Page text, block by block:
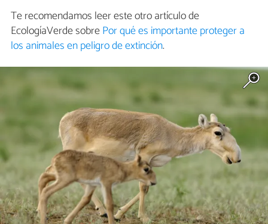
Te recomendamos leer este otro artículo de
EcologíaVerde sobrePor qué es importante proteger a
los animales en peligro de extinción.